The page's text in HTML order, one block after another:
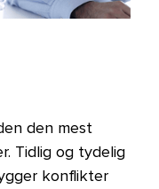
den mest
Tidlig og tydelig
konflikter